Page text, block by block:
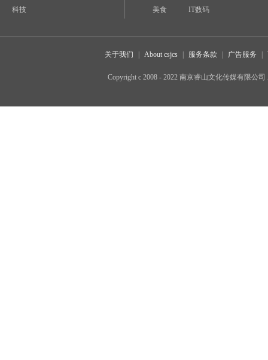
科技 美食 IT数码
关于我们 About csjcs 服务条款 广告服务
Copyright c 2008 - 2022 南京睿山文化传媒有限公司